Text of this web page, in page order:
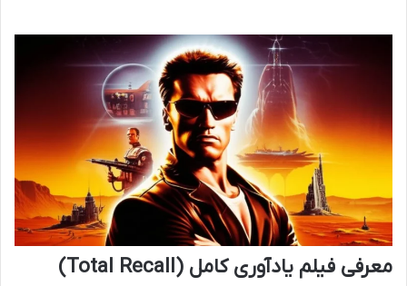
معرفی فیلم یادآوری کامل (Total Recall)